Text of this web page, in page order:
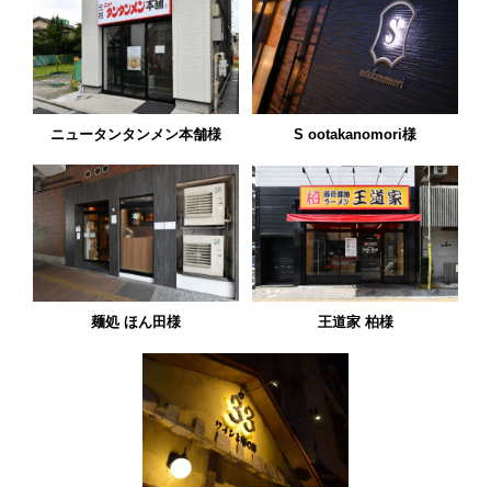
ニュータンタンメン本舗様 S ootakanomori様
麺処 ほん田様 王道家 柏様